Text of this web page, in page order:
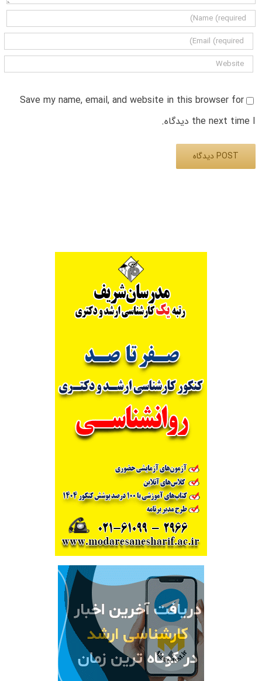
Save my name, email, and website in this browser for
the next time I دیدگاه.